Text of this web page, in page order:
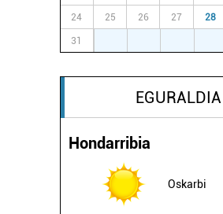
24 25 26 27 28
31
EGURALDIA
Hondarribia
Oskarbi